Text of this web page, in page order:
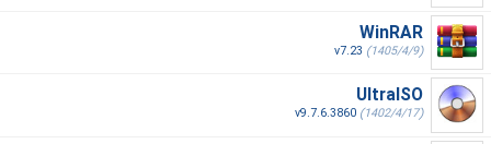
WinRAR
v7.23 (1405/4/9)
UltraISO
v9.7.6.3860 (1402/4/17)